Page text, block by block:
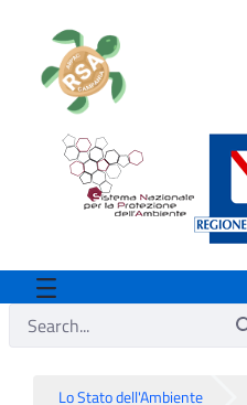
Lo Stato dell'Ambiente